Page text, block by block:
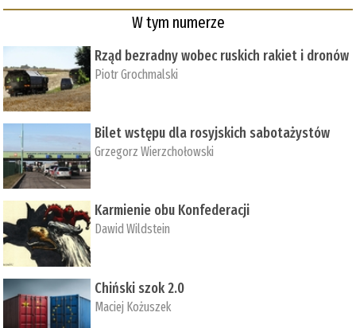
W tym numerze
Rząd bezradny wobec ruskich rakiet i dronów
Piotr Grochmalski
Bilet wstępu dla rosyjskich sabotażystów
Grzegorz Wierzchołowski
Karmienie obu Konfederacji
Dawid Wildstein
Chiński szok 2.0
Maciej Kożuszek